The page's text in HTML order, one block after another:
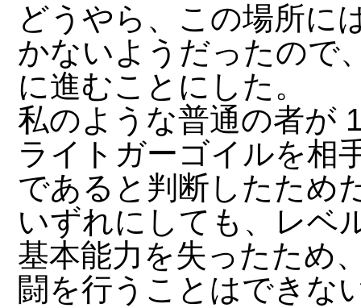
どうやら、この場所に
かないようだったので
に進むことにした。
私のような普通の者が
ライトガーゴイルを相
であると判断したため
いずれにしても、レベ
基本能力を失ったため
闘を行うことはできな